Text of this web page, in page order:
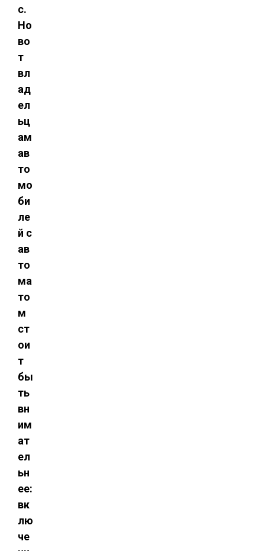
с.
Но
во
т
вл
ад
ел
ьц
ам
ав
то
мо
би
ле
й с
ав
то
ма
то
м
ст
ои
т
бы
ть
вн
им
ат
ел
ьн
ее:
вк
лю
че